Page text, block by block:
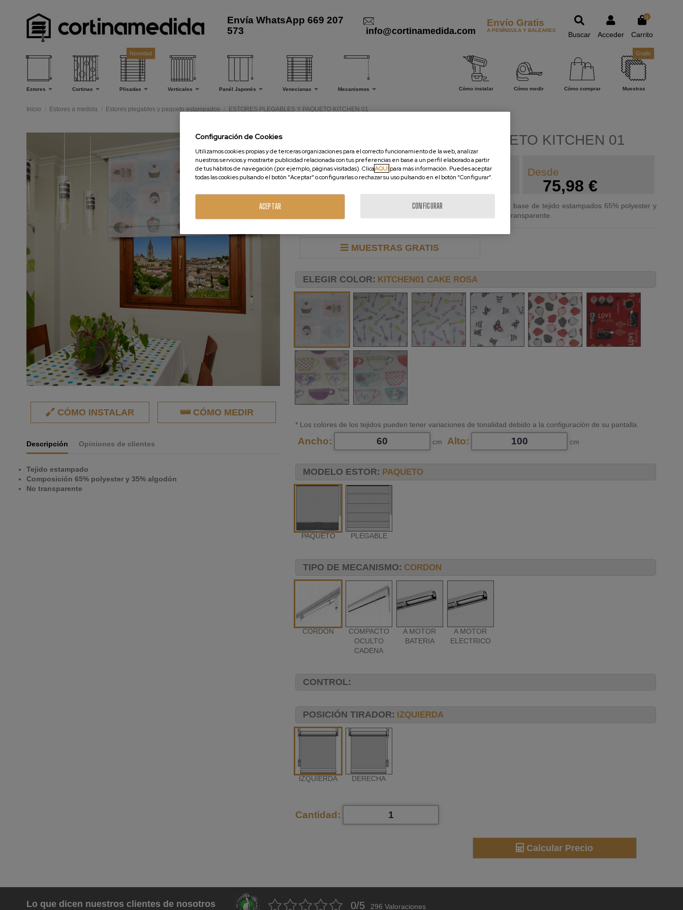
Envía WhatsApp 669 207
573
info@cortinamedida.com
Envío Gratis
A PENÍNSULA Y BALEARES Buscar Acceder
0
Carrito
Estores Cortinas Plisadas
Novedad
Verticales Panél Japonés Venecianas Mecanismos Muestras
Gratis
Cómo comprar
Cómo medir
Cómo instalar
Inicio Estores a medida Estores plegables y paqueto estampados ESTORES PLEGABLES Y PAQUETO KITCHEN 01
CÓMO INSTALAR CÓMO MEDIR
Descripción Opiniones de clientes
Tejido estampado
Composición 65% polyester y 35% algodón
No transparente
ESTORES PLEGABLES Y PAQUETO KITCHEN 01
Transparencia baja
Desde
75,98 €
Estores de cocina en una amplia colección de diseños, sobre una base de tejido estampados 65% polyester y
35% algodón. Este tejido deja pasar bien la luz, a pesar de no ser transparente.
MUESTRAS GRATIS
ELEGIR COLOR: KITCHEN01 CAKE ROSA
* Los colores de los tejidos pueden tener variaciones de tonalidad debido a la configuración de su pantalla.
Ancho: cm Alto: cm
MODELO ESTOR: PAQUETO
PAQUETO PLEGABLE
TIPO DE MECANISMO: CORDON
CORDON
COMPACTO
OCULTO
CADENA
A MOTOR
BATERIA
A MOTOR
ELECTRICO
CONTROL:
POSICIÓN TIRADOR: IZQUIERDA
IZQUIERDA DERECHA
Cantidad:
Calcular Precio
Lo que dicen nuestros clientes de nosotros 0/5 296 Valoraciones
Configuración de Cookies
Utilizamos cookies propias y de terceras organizaciones para el correcto funcionamiento de la web, analizar
nuestros servicios y mostrarte publicidad relacionada con tus preferencias en base a un perfil elaborado a partir
de tus hábitos de navegación (por ejemplo, páginas visitadas). ClicaAQUÍ para más información. Puedes aceptar
todas las cookies pulsando el botón "Aceptar" o configurarlas o rechazar su uso pulsando en el botón “Configurar”.
CONFIGURAR
ACEPTAR